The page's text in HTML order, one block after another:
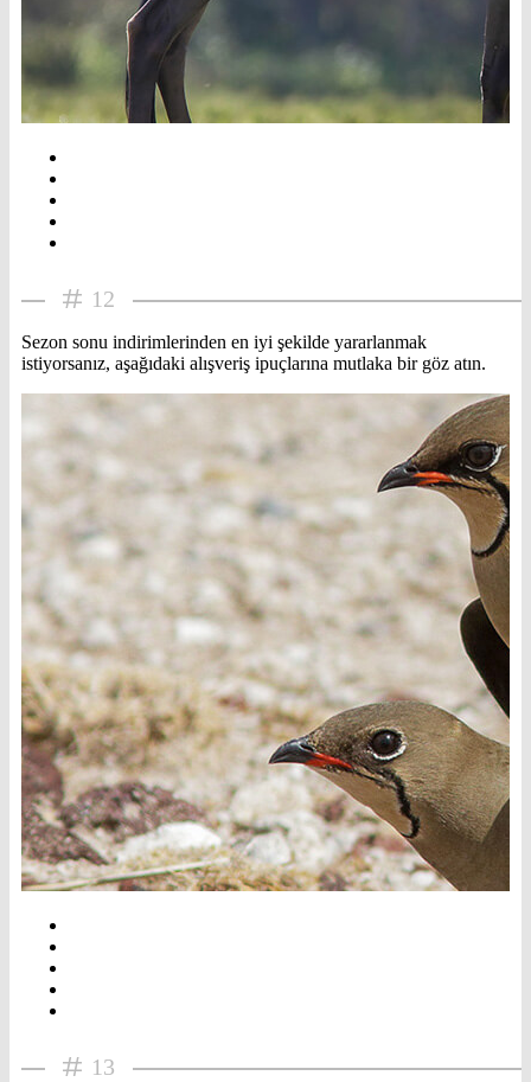
12
Sezon sonu indirimlerinden en iyi şekilde yararlanmak
istiyorsanız, aşağıdaki alışveriş ipuçlarına mutlaka bir göz atın.
13